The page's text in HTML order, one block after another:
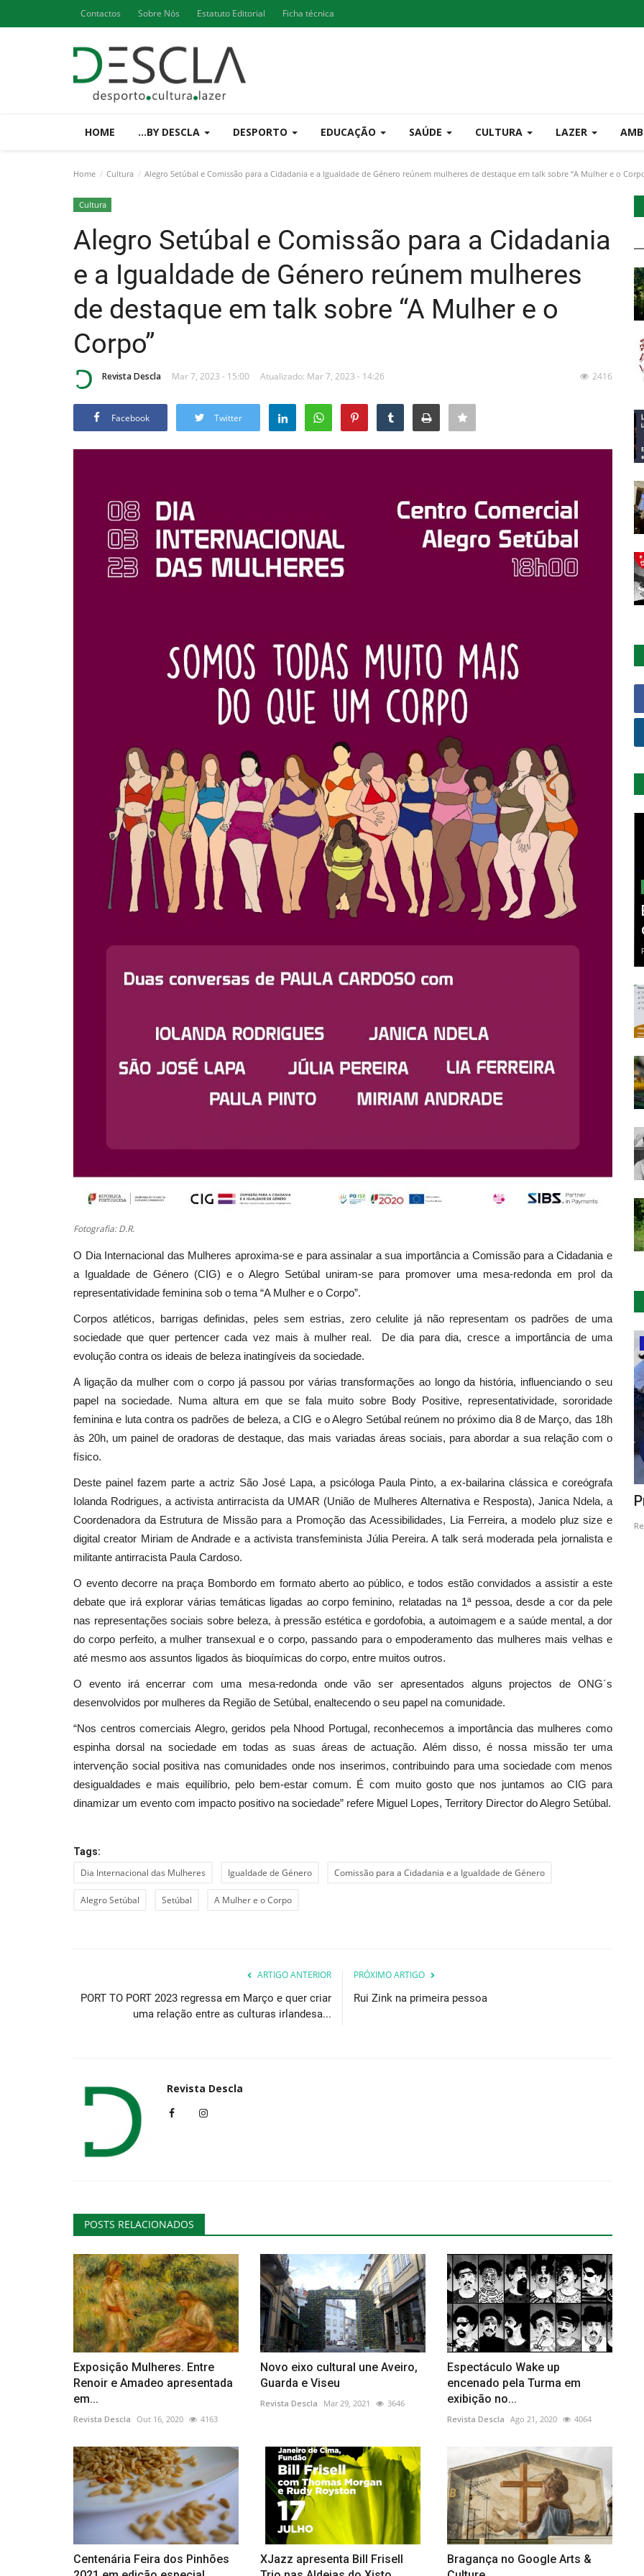
Contactos Sobre Nós Estatuto Editorial Ficha técnica
HOME ...BY DESCLA DESPORTO EDUCAÇÃO SAÚDE CULTURA LAZER
Home Cultura Alegro Setúbal e Comissão para a Cidadania e a Igualdade de Género reúnem mulheres de destaque em talk sobre “A Mulher e o
Cultura
Alegro Setúbal e Comissão para a Cidadania
e a Igualdade de Género reúnem mulheres
de destaque em talk sobre “A Mulher e o
Corpo”
Revista Descla Mar 7, 2023 - 15:00 Atualizado: Mar 7, 2023 - 14:26 2416
Facebook Twitter
Fotografia: D.R.
O Dia Internacional das Mulheres aproxima-se e para assinalar a sua importância a Comissão para a Cidadania e
a Igualdade de Género (CIG) e o Alegro Setúbal uniram-se para promover uma mesa-redonda em prol da
representatividade feminina sob o tema “A Mulher e o Corpo”.
Corpos atléticos, barrigas definidas, peles sem estrias, zero celulite já não representam os padrões de uma
sociedade que quer pertencer cada vez mais à mulher real. De dia para dia, cresce a importância de uma
evolução contra os ideais de beleza inatingíveis da sociedade.
A ligação da mulher com o corpo já passou por várias transformações ao longo da história, influenciando o seu
papel na sociedade. Numa altura em que se fala muito sobre Body Positive, representatividade, sororidade
feminina e luta contra os padrões de beleza, a CIG e o Alegro Setúbal reúnem no próximo dia 8 de Março, das 18h
às 20h, um painel de oradoras de destaque, das mais variadas áreas sociais, para abordar a sua relação com o
físico.
Deste painel fazem parte a actriz São José Lapa, a psicóloga Paula Pinto, a ex-bailarina clássica e coreógrafa
Iolanda Rodrigues, a activista antirracista da UMAR (União de Mulheres Alternativa e Resposta), Janica Ndela, a
Coordenadora da Estrutura de Missão para a Promoção das Acessibilidades, Lia Ferreira, a modelo pluz size e
digital creator Miriam de Andrade e a activista transfeminista Júlia Pereira. A talk será moderada pela jornalista e
militante antirracista Paula Cardoso.
O evento decorre na praça Bombordo em formato aberto ao público, e todos estão convidados a assistir a este
debate que irá explorar várias temáticas ligadas ao corpo feminino, relatadas na 1ª pessoa, desde a cor da pele
nas representações sociais sobre beleza, à pressão estética e gordofobia, a autoimagem e a saúde mental, a dor
do corpo perfeito, a mulher transexual e o corpo, passando para o empoderamento das mulheres mais velhas e
até mesmo aos assuntos ligados às bioquímicas do corpo, entre muitos outros.
O evento irá encerrar com uma mesa-redonda onde vão ser apresentados alguns projectos de ONG´s
desenvolvidos por mulheres da Região de Setúbal, enaltecendo o seu papel na comunidade.
“Nos centros comerciais Alegro, geridos pela Nhood Portugal, reconhecemos a importância das mulheres como
espinha dorsal na sociedade em todas as suas áreas de actuação. Além disso, é nossa missão ter uma
intervenção social positiva nas comunidades onde nos inserimos, contribuindo para uma sociedade com menos
desigualdades e mais equilíbrio, pelo bem-estar comum. É com muito gosto que nos juntamos ao CIG para
dinamizar um evento com impacto positivo na sociedade” refere Miguel Lopes, Territory Director do Alegro Setúbal.
Tags:
Dia Internacional das Mulheres Igualdade de Género Comissão para a Cidadania e a Igualdade de Género
Alegro Setúbal Setúbal A Mulher e o Corpo
ARTIGO ANTERIOR
PORT TO PORT 2023 regressa em Março e quer criar
uma relação entre as culturas irlandesa...
PRÓXIMO ARTIGO
Rui Zink na primeira pessoa
Revista Descla
POSTS RELACIONADOS
Exposição Mulheres. Entre
Renoir e Amadeo apresentada
em...
Revista Descla Out 16, 2020 4163
Novo eixo cultural une Aveiro,
Guarda e Viseu
Revista Descla Mar 29, 2021 3646
Espectáculo Wake up
encenado pela Turma em
exibição no...
Revista Descla Ago 21, 2020 4064
Centenária Feira dos Pinhões
XJazz apresenta Bill Frisell
Bragança no Google Arts &
Desporto
Iúri Leitão e Mattia Predomo
destacam-se com duas vitórias
Revista Descla Jan 31, 2023 2368
Cultura
"Falar com Imagens" traz a magia das
curtas ao Castelo...
Revista Descla Jul 19, 2022 2780